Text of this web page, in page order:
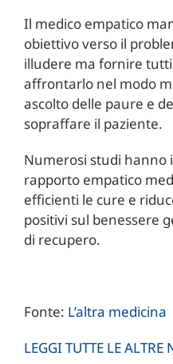
Il medico empatico
obiettivo verso il
illudere ma fornire
affrontarlo nel modo
ascolto delle paure e
sopraffare il paziente.
Numerosi studi
rapporto empatico
efficienti le cure e
positivi sul benessere
di recupero.
Fonte: L’altra medicina
LEGGI TUTTE LE ALTRE